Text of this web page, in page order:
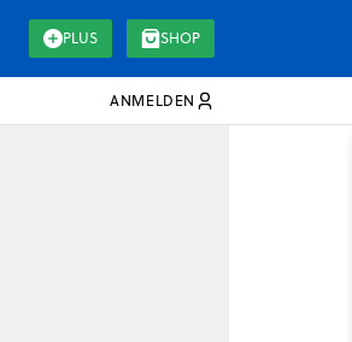
PLUS SHOP
ANMELDEN